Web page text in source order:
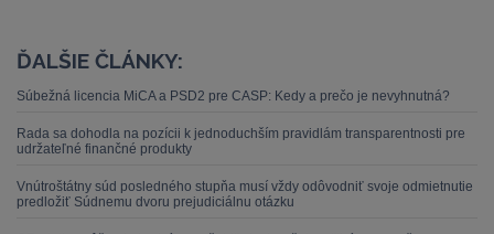
ĎALŠIE ČLÁNKY:
Súbežná licencia MiCA a PSD2 pre CASP: Kedy a prečo je nevyhnutná?
Rada sa dohodla na pozícii k jednoduchším pravidlám transparentnosti pre
udržateľné finančné produkty
Vnútroštátny súd posledného stupňa musí vždy odôvodniť svoje odmietnutie
predložiť Súdnemu dvoru prejudiciálnu otázku